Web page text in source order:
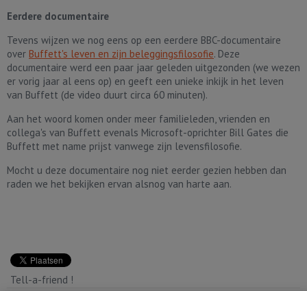
Eerdere documentaire
Tevens wijzen we nog eens op een eerdere BBC-documentaire
over Buffett's leven en zijn beleggingsfilosofie. Deze
documentaire werd een paar jaar geleden uitgezonden (we wezen
er vorig jaar al eens op) en geeft een unieke inkijk in het leven
van Buffett (de video duurt circa 60 minuten).
Aan het woord komen onder meer familieleden, vrienden en
collega's van Buffett evenals Microsoft-oprichter Bill Gates die
Buffett met name prijst vanwege zijn levensfilosofie.
Mocht u deze documentaire nog niet eerder gezien hebben dan
raden we het bekijken ervan alsnog van harte aan.
Tell-a-friend !